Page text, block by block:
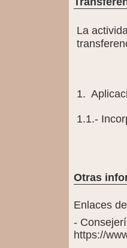
La
1.
1.1.-
Otras
Enlaces
-
https://